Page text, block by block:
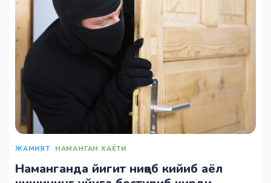
ЖАМИЯТ НАМАНГАН ХАЁТИ
Наманганда йигит ниқоб кийиб аёл